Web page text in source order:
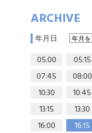
ARCHIVE
年月日
05:00 05:15
07:45
08:00
10:30
10:45
13:15
13:30
16:00
16:15